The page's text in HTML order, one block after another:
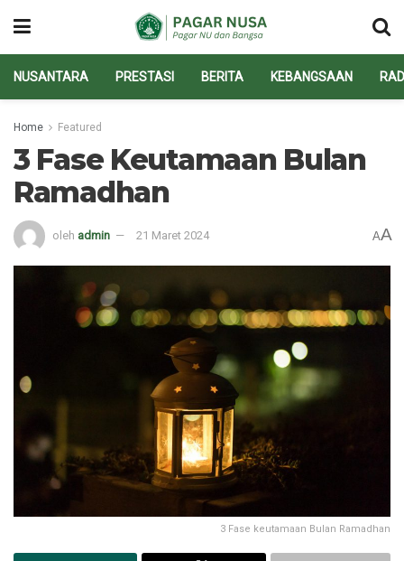
NUSANTARA PRESTASI BERITA KEBANGSAAN
Home Featured
3 Fase Keutamaan Bulan
Ramadhan
oleh admin 21 Maret 2024 AA
3 Fase keutamaan Bulan Ramadhan